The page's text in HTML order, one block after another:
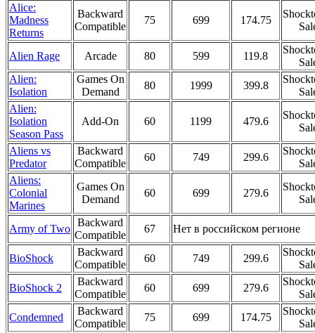
Alice:
Madness
Returns
Backward
Compatible
75 699 174.75
Alien Rage Arcade 80 599 119.8
Alien:
Isolation
Games On
Demand
80 1999 399.8
Alien:
Isolation
Season Pass
Add-On 60 1199 479.6
Aliens vs
Predator
Backward
Compatible
60 749 299.6
Aliens:
Colonial
Marines
Games On
Demand
60 699 279.6
Army of Two
Backward
Compatible
67 Нет в российском регионе
BioShock
Backward
Compatible
60 749 299.6
BioShock 2
Backward
Compatible
60 699 279.6
Condemned
Backward
Compatible
75 699 174.75